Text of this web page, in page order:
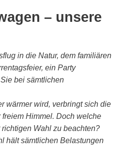
– unsere
in die Natur, dem familiären
ein Party
bei sämtlichen
wärmer wird, verbringt sich die
Himmel. Doch welche
Wahl zu beachten?
hält sämtlichen Belastungen